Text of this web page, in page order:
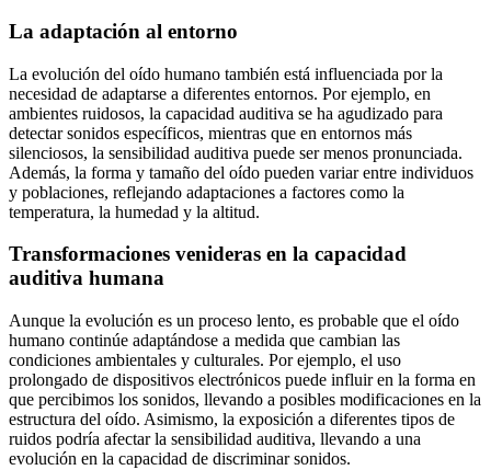
La adaptación al entorno
La evolución del oído humano también está influenciada por la
necesidad de adaptarse a diferentes entornos. Por ejemplo, en
ambientes ruidosos, la capacidad auditiva se ha agudizado para
detectar sonidos específicos, mientras que en entornos más
silenciosos, la sensibilidad auditiva puede ser menos pronunciada.
Además, la forma y tamaño del oído pueden variar entre individuos
y poblaciones, reflejando adaptaciones a factores como la
temperatura, la humedad y la altitud.
Transformaciones venideras en la capacidad
auditiva humana
Aunque la evolución es un proceso lento, es probable que el oído
humano continúe adaptándose a medida que cambian las
condiciones ambientales y culturales. Por ejemplo, el uso
prolongado de dispositivos electrónicos puede influir en la forma en
que percibimos los sonidos, llevando a posibles modificaciones en la
estructura del oído. Asimismo, la exposición a diferentes tipos de
ruidos podría afectar la sensibilidad auditiva, llevando a una
evolución en la capacidad de discriminar sonidos.